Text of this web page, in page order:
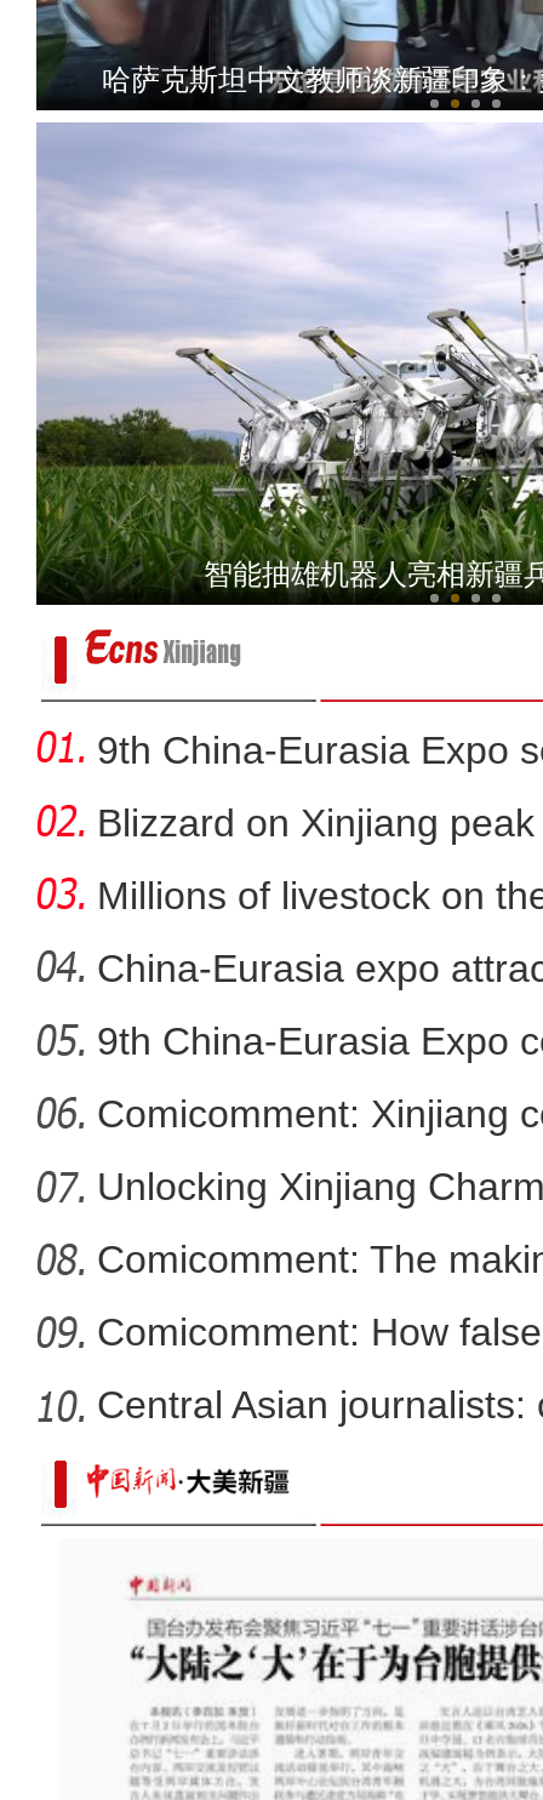
哈萨克斯坦中文教师谈新疆印象
直击武警车载速射迫击
新疆：6名高三毕业生
新疆军区某团组织炮兵分
智能抽雄机器人亮相新疆
9th China-Eurasia Expo
Blizzard on Xinjiang
Millions of livestock on
China-Eurasia expo
9th China-Eurasia Expo
Comicomment: Xinjiang
smear
Unlocking Xinjiang
Comicomment: The
narratives
Comicomment: How
Xin
Central Asian journalists: